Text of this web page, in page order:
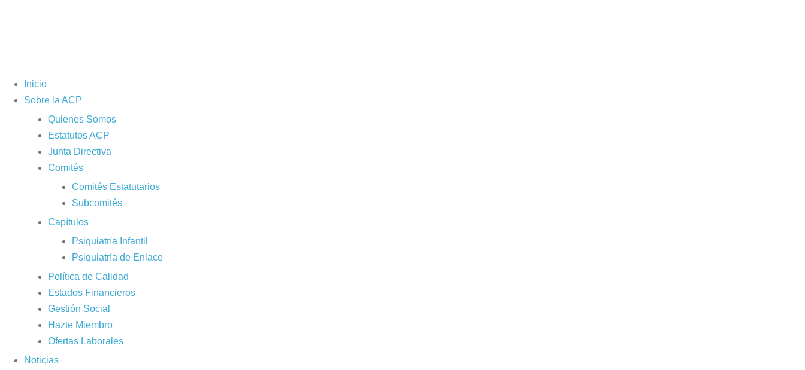
Inicio
Sobre la ACP
Quienes Somos
Estatutos ACP
Junta Directiva
Comités
Comités Estatutarios
Subcomités
Capítulos
Psiquiatría Infantil
Psiquiatría de Enlace
Política de Calidad
Estados Financieros
Gestión Social
Hazte Miembro
Ofertas Laborales
Noticias